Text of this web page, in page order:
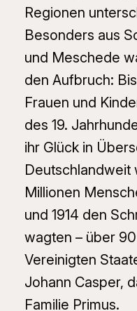
Regionen
Besonders aus
und Meschede
den Aufbruch:
Frauen und
des 19.
ihr Glück in
Deutschlandweit
Millionen
und 1914 den
wagten – über
Vereinigten
Johann Casper,
Familie Primus.